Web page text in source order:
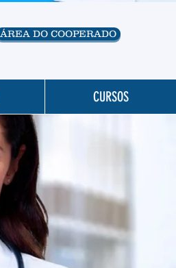
ÁREA DO COOPERADO
CURSOS